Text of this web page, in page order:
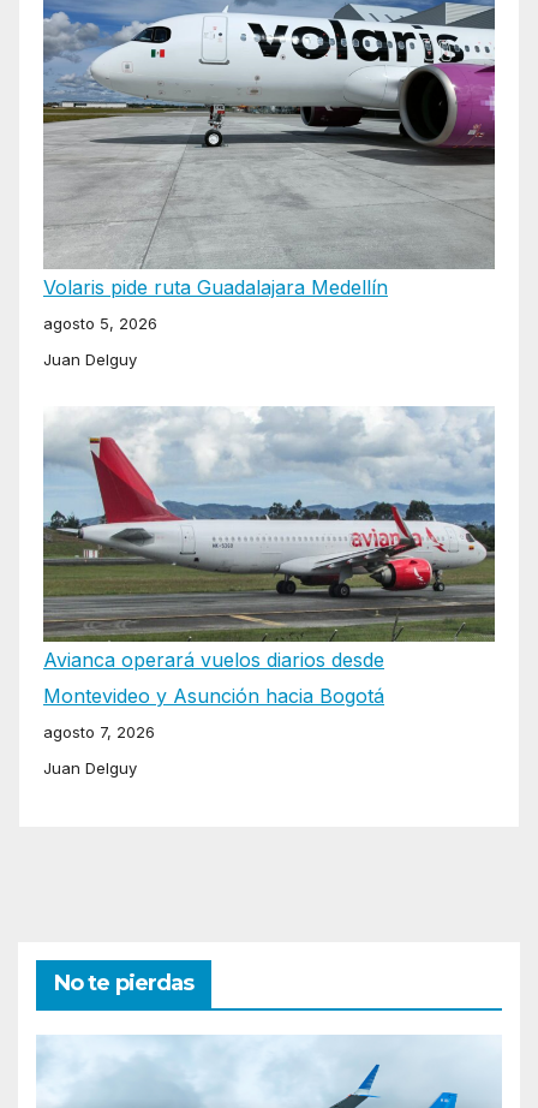
Volaris pide ruta Guadalajara Medellín
agosto 5, 2026
Juan Delguy
Avianca operará vuelos diarios desde
Montevideo y Asunción hacia Bogotá
agosto 7, 2026
Juan Delguy
No te pierdas